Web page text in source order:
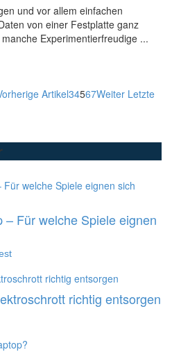
und vor allem einfachen
von einer Festplatte ganz
Experimentierfreudige ...
Artikel34567Weiter Letzte
– Für welche Spiele eignen
richtig entsorgen